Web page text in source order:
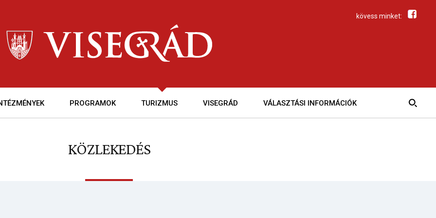
kövess minket:
PROGRAMOK TURIZMUS VISEGRÁD VÁLASZTÁSI INFORMÁCIÓK
KÖZLEKEDÉS